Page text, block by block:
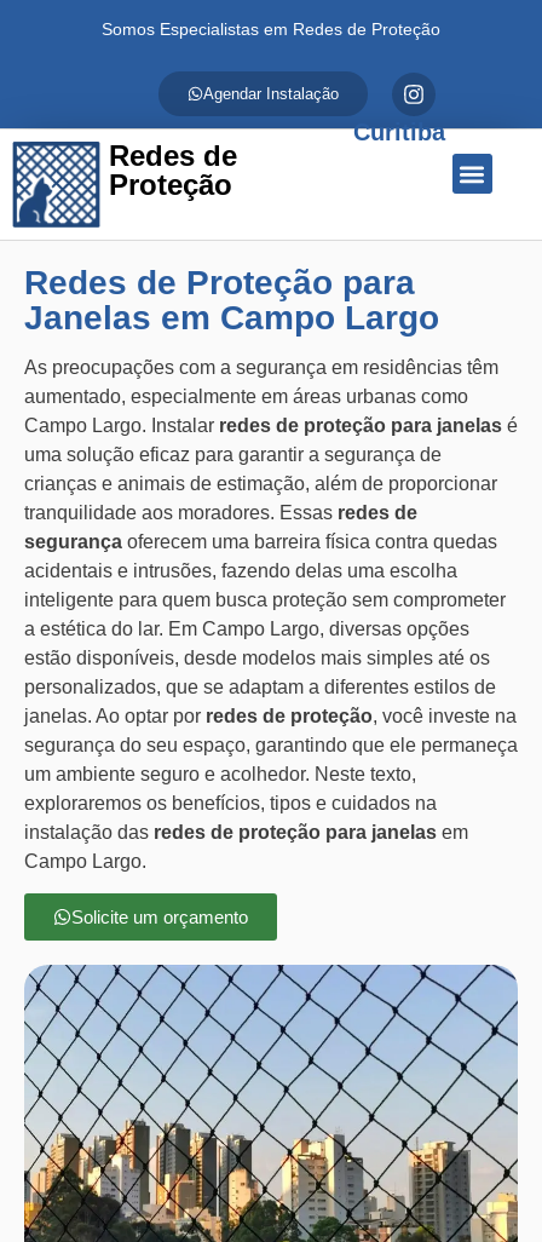
Somos Especialistas em Redes de Proteção
Agendar Instalação
Redes de
Proteção
Curitiba
Redes de Proteção para
Janelas em Campo Largo
As preocupações com a segurança em residências têm
aumentado, especialmente em áreas urbanas como
Campo Largo. Instalar redes de proteção para janelas é
uma solução eficaz para garantir a segurança de
crianças e animais de estimação, além de proporcionar
tranquilidade aos moradores. Essas redes de
segurança oferecem uma barreira física contra quedas
acidentais e intrusões, fazendo delas uma escolha
inteligente para quem busca proteção sem comprometer
a estética do lar. Em Campo Largo, diversas opções
estão disponíveis, desde modelos mais simples até os
personalizados, que se adaptam a diferentes estilos de
janelas. Ao optar por redes de proteção, você investe na
segurança do seu espaço, garantindo que ele permaneça
um ambiente seguro e acolhedor. Neste texto,
exploraremos os benefícios, tipos e cuidados na
instalação das redes de proteção para janelas em
Campo Largo.
Solicite um orçamento